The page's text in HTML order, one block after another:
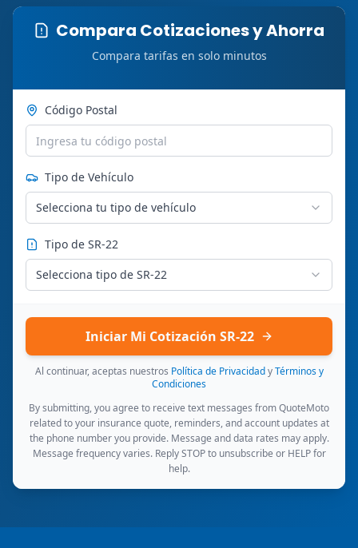
Compara Cotizaciones y Ahorra
Compara tarifas en solo minutos
Código Postal
Tipo de Vehículo
Selecciona tu tipo de vehículo
Tipo de SR-22
Selecciona tipo de SR-22
Iniciar Mi Cotización SR-22
Al continuar, aceptas nuestros Política de Privacidad y Términos y
Condiciones
By submitting, you agree to receive text messages from QuoteMoto
related to your insurance quote, reminders, and account updates at
the phone number you provide. Message and data rates may apply.
Message frequency varies. Reply STOP to unsubscribe or HELP for
help.